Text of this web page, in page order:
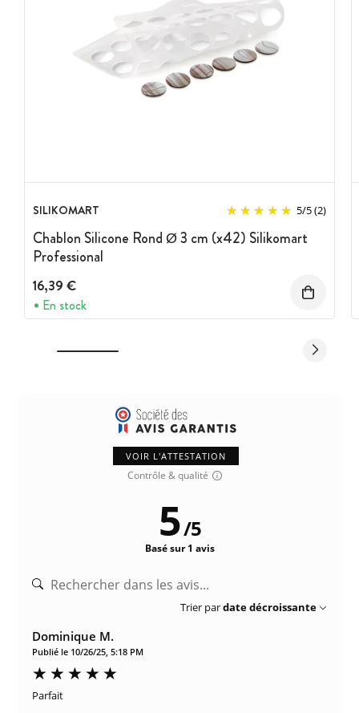
SILIKOMART 5/5(2)
Chablon Silicone Rond Ø 3 cm (x42) Silikomart
Professional
16,39 €
En stock
VOIR L'ATTESTATION
Contrôle & qualité
5/5
Basé sur 1 avis
Trier pardate décroissante
Dominique M.
Publié le 10/26/25, 5:18 PM
Parfait